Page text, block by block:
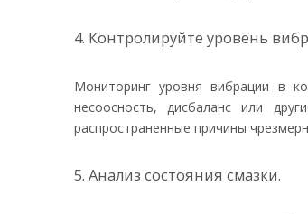
4. Контролируйте уровень
Мониторинг уровня вибрации в
несоосность, дисбаланс или
распространенные причины
5. Анализ состояния смазки.